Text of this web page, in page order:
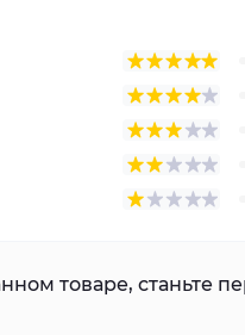
товаре, станьте